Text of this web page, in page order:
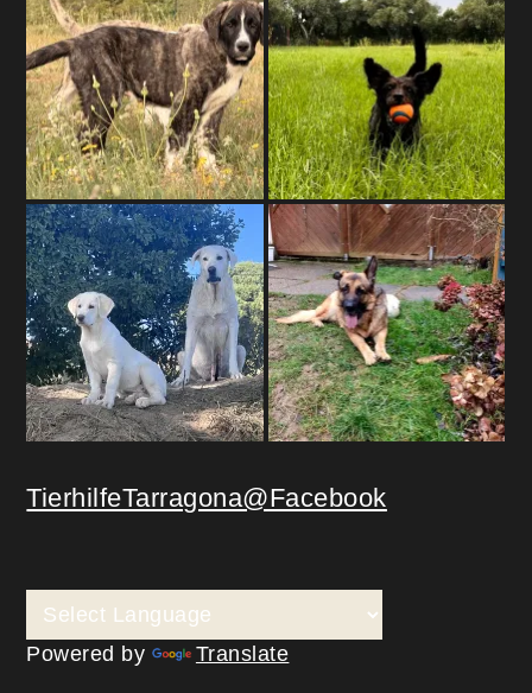
TierhilfeTarragona@Facebook
Powered by Translate